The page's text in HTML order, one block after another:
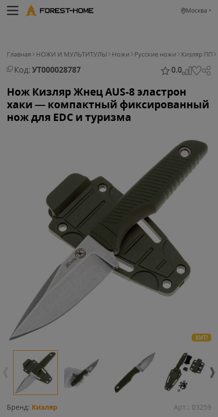
Москва
Главная НОЖИ И МУЛЬТИТУЛЫ Ножи Русские ножи Кизляр ПП
Код: УТ000028787 0.0
Нож Кизляр Жнец AUS-8 эластрон
хаки — компактный фиксированный
нож для EDC и туризма
ХИТ!
Бренд: Кизляр Арт.: 03259